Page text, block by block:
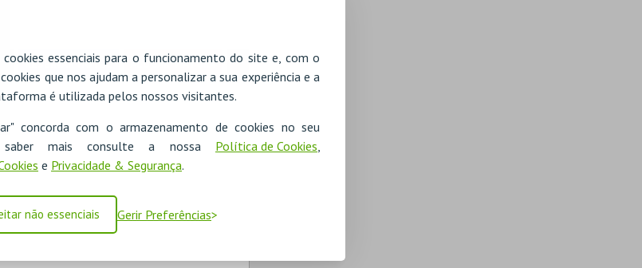
essenciais para o funcionamento do site e, com o
que nos ajudam a personalizar a sua experiência e a
é utilizada pelos nossos visitantes.
concorda com o armazenamento de cookies no seu
saber mais consulte a nossa Política de Cookies
e Privacidade & Segurança.
não essenciais Gerir Preferências
RESERVAR HOTEL ALUGAR VIATURA